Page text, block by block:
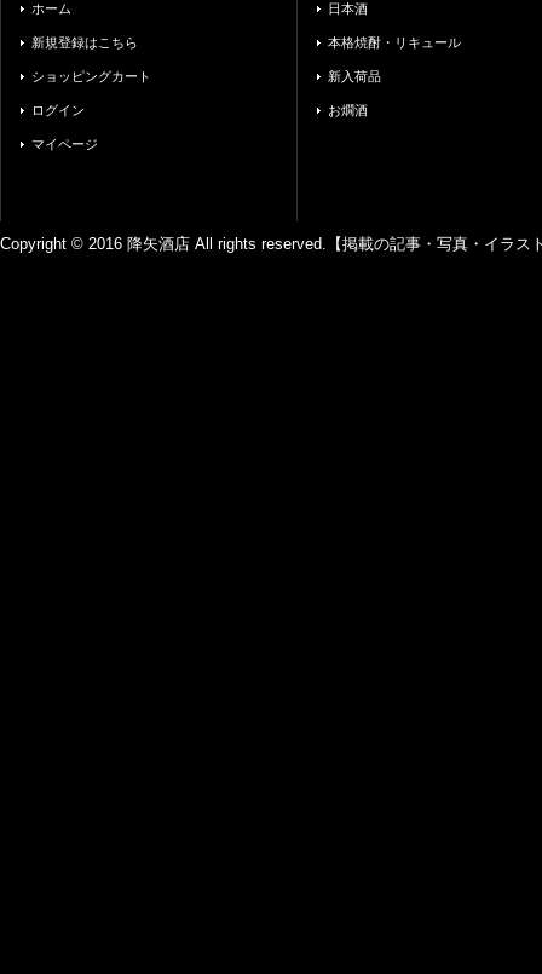
ホーム
新規登録はこちら
ショッピングカート
ログイン
マイページ
日本酒
本格焼酎・リキュール
新入荷品
お燗酒
Copyright © 2016 降矢酒店 All rights reserved.【掲載の記事・写真・イラス